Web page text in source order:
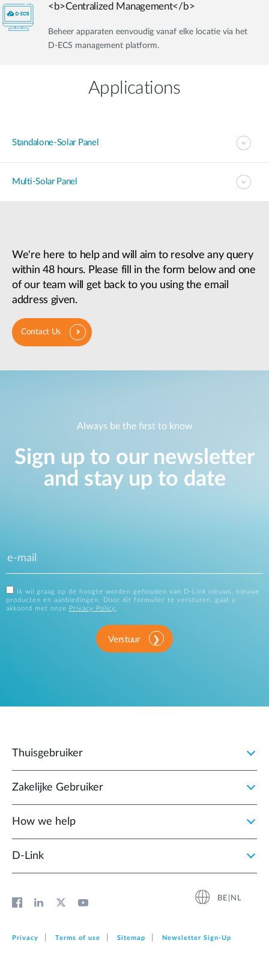
<b>Centralized Management</b>
Beheer apparaten eenvoudig vanaf elke locatie via het
D-ECS management platform.
Applications
Standalone-Solar Panel
Multi-Solar Panel
We're here to help and will aim to resolve any query
within 48 hours. Please fill in the form below and one
of our team will get back to you using the email
address given.
Contact Us
Always be the first to know
Sign up to our newsletter
and stay up to date
Ik wil graag op de hoogte worden gehouden van D-Link nieuws, nieuwe
producten en aanbiedingen. Door dit formulier te versturen, gaat u
akkoord met onze
Privacy Policy
Verstuur
Thuisgebruiker
Zakelijke Gebruiker
How we help
D‑Link
BE|NL
Privacy Terms of use Sitemap Newsletter Sign‑Up